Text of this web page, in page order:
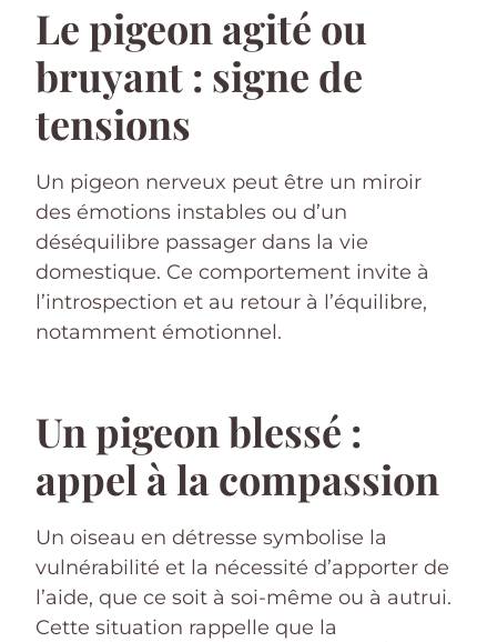
Le pigeon agité ou
bruyant : signe de
tensions
Un pigeon nerveux peut être un miroir
des émotions instables ou d’un
déséquilibre passager dans la vie
domestique. Ce comportement invite à
l’introspection et au retour à l’équilibre,
notamment émotionnel.
Un pigeon blessé :
appel à la compassion
Un oiseau en détresse symbolise la
vulnérabilité et la nécessité d’apporter de
l’aide, que ce soit à soi-même ou à autrui.
Cette situation rappelle que la